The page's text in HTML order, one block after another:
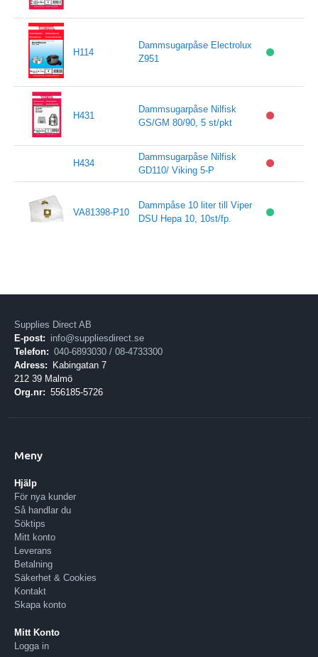
H114
Dammsugarpåse Electrolux
Z951
H431
Dammsugarpåse Nilfisk
GS/GM 80/90, 5 st/pkt
H434
Dammsugarpåse Nilfisk
GD110/ Viking 5-P
VA81398-P10
Dammpåse 10 liter till Viper
DSU Hepa 10, 10st/fp.
Supplies Direct AB
E-post: info@suppliesdirect.se
Telefon: 040-6893030 / 08-4733300
Adress:
Kabingatan 7
212 39 Malmö
Org.nr: 556185-5726
Meny
Hjälp
För nya kunder
Så handlar du
Söktips
Mitt konto
Leverans
Betalning
Säkerhet & Cookies
Kontakt
Skapa konto
Mitt Konto
Logga in